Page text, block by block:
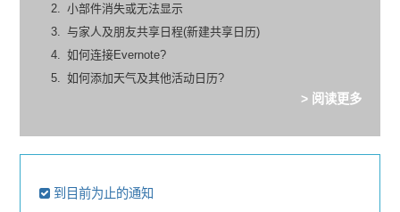
小部件消失或无法显示
与家人及朋友共享日程(新建共享日历)
如何连接Evernote?
如何添加天气及其他活动日历?
> 阅读更多
到目前为止的通知